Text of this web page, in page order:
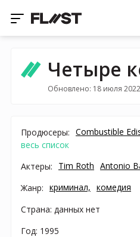
Четыре
Обновлено: 18 июля 2022
Продюсеры: Combustible
весь список
Актеры:
Tim Roth Antonio
Жанр: криминал, комедия
Страна: данных нет
Год: 1995